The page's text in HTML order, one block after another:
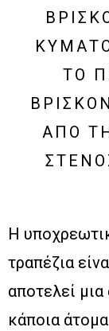
Ο
ΠΌ
Η
τραπέζια
αποτελεί μια
κάποια